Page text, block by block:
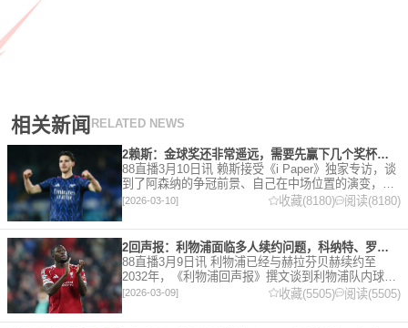
相关新闻 RELATED NEWS
2赖斯：金球奖还非常遥远，需要先赢下几个奖杯，专注当下好好踢球
88直播3月10日讯 赖斯接受《i Paper》独家专访，谈
到了阿森纳的争冠前景、自己在中场位置的演变，以
及对自己被提名金球奖的看法。 任意球 赖斯：“我们
有一项非常擅长的技能——这背后付出了巨大努力
[2026-03-10] 收藏(8180) 阅读(8180)
2回声报：利物浦面临多人续约问题，科纳特、罗伯逊合同今夏到期
88直播3月9日讯 利物浦已经与赫拉芬贝赫续约至
2032年，《利物浦回声报》撰文谈到利物浦队内球员
的合同情况，文章表示，利物浦多位球员面临合同问
题。 对于利物浦来说，科纳特的合同将在本赛季末到
期，俱乐
[2026-03-09] 收藏(5505) 阅读(5505)